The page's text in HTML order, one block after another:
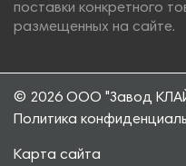
поставки конкретного
размещенных на сайте.
© 2026 ООО "Завод
Политика
Карта сайта